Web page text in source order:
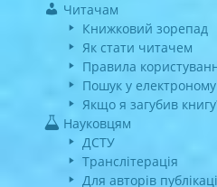
Читачам
Книжковий зорепад
Як стати читачем
Правила
Пошук у електроному
Якщо я загубив
Науковцям
ДСТУ
Транслітерація
Для авторів